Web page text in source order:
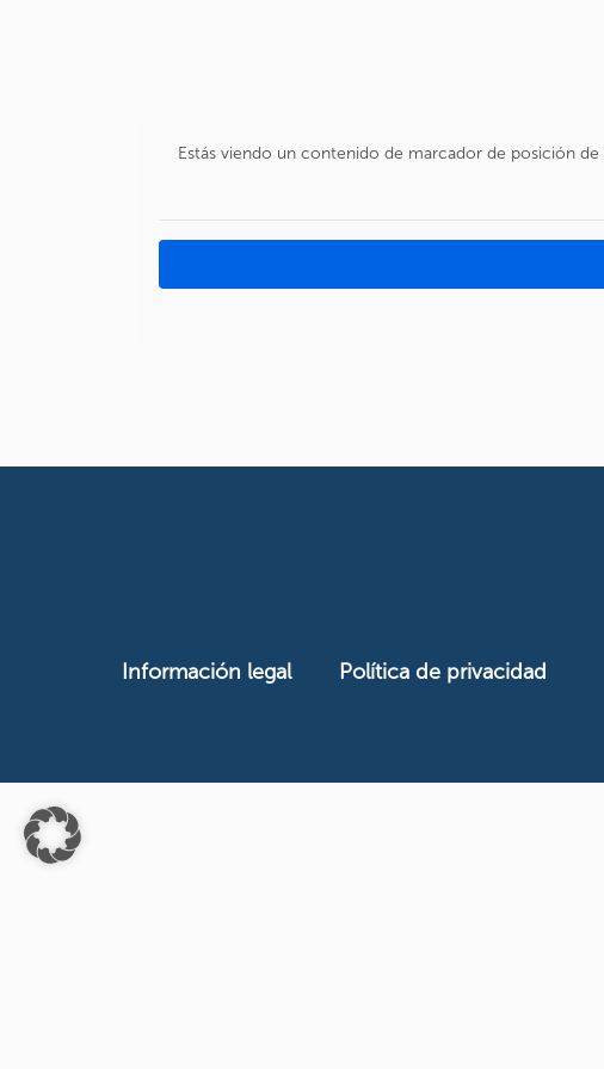
Estás viendo un contenido de marcador de posición de
Información legal Política de privacidad